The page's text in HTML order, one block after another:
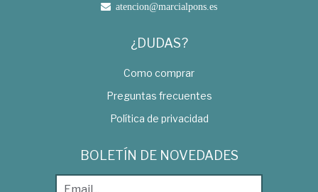
atencion@marcialpons.es
¿DUDAS?
Como comprar
Preguntas frecuentes
Política de privacidad
BOLETÍN DE NOVEDADES